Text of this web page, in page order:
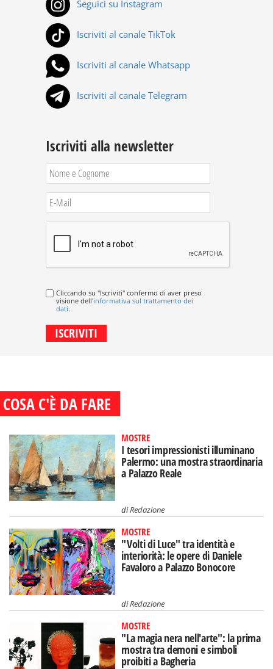
Seguici su Instagram
Iscriviti al canale TikTok
Iscriviti al canale Whatsapp
Iscriviti al canale Telegram
Iscriviti alla newsletter
Cliccando su "Iscriviti" confermo di aver preso
visione dell'informativa sul trattamento dei
dati.
COSA C'È DA FARE
MOSTRE
I tesori impressionisti illuminano
Palermo: una mostra straordinaria
a Palazzo Reale
diRedazione
MOSTRE
"Volti di Luce" tra identità e
interiorità: le opere di Daniele
Favaloro a Palazzo Bonocore
diRedazione
MOSTRE
"La magia nera nell'arte": la prima
mostra tra demoni e simboli
proibiti a Bagheria